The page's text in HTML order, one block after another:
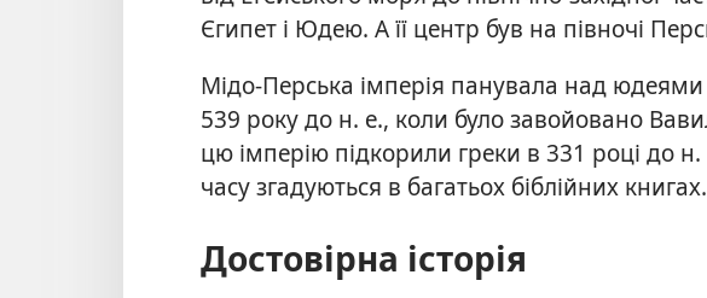
Єгипет і Юдею. А її центр був на півночі
Мідо-Перська імперія панувала над
539 року до н. е., коли було завойовано
цю імперію підкорили греки в 331 році до н.
часу згадуються в багатьох біблійних книгах.
Достовірна історія